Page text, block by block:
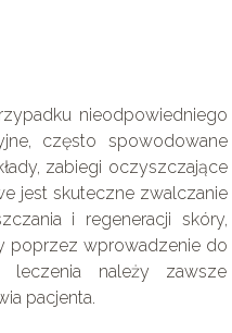
nieodpowiedniego
często spowodowane
zabiegi oczyszczające
jest skuteczne zwalczanie
i regeneracji skóry,
poprzez wprowadzenie do
leczenia należy zawsze
pacjenta.